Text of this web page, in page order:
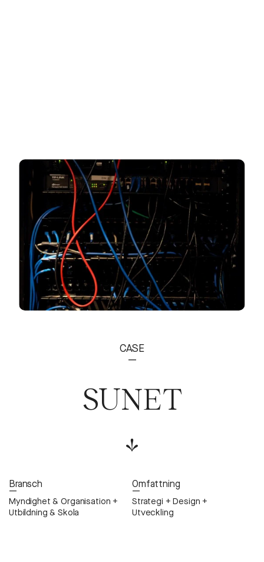
CASE
—
SUNET
Bransch
—
Myndighet & Organisation +
Utbildning & Skola
Omfattning
—
Strategi + Design +
Utveckling